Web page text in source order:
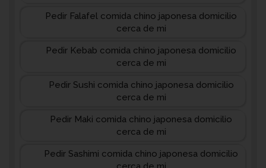
Pedir Falafel comida chino japonesa domicilio
cerca de mi
Pedir Kebab comida chino japonesa domicilio
cerca de mi
Pedir Sushi comida chino japonesa domicilio
cerca de mi
Pedir Maki comida chino japonesa domicilio
cerca de mi
Pedir Sashimi comida chino japonesa domicilio